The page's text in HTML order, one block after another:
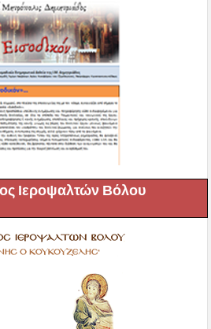
Ιεροψαλτών Βόλου